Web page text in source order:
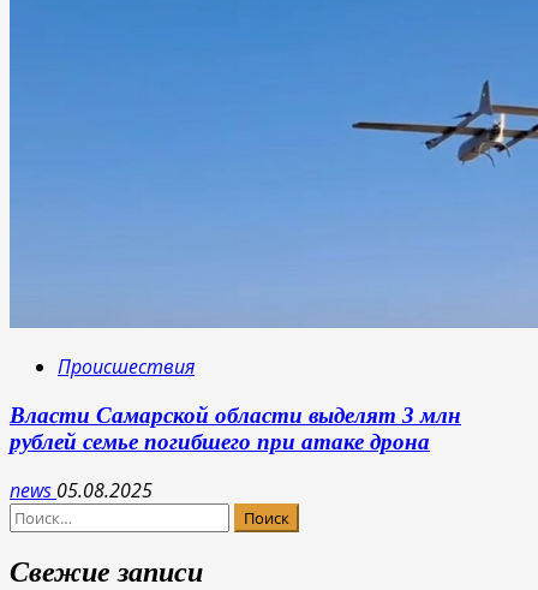
Происшествия
Власти Самарской области выделят 3 млн
рублей семье погибшего при атаке дрона
news 05.08.2025
Найти:
Свежие записи